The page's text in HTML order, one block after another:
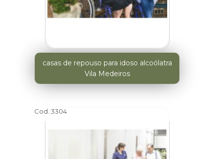
casas de repouso para idoso alcoólatra
Vila Medeiros
Cod.:3304